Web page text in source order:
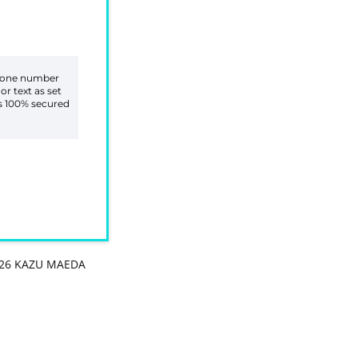
number
text as set
secured
KAZU MAEDA